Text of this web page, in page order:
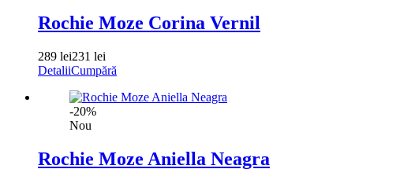
Rochie Moze Corina Vernil
289 lei231 lei
DetaliiCumpără
-20%
Nou
Rochie Moze Aniella Neagra